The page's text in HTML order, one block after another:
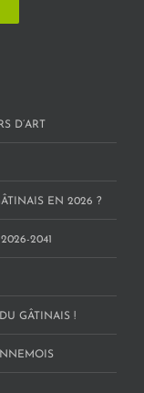
D’ART
EN 2026 ?
2041
GÂTINAIS !